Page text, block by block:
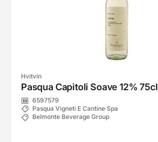
Hvitvin
Pasqua Capitoli Soave 12% 75cl
6597579
Pasqua Vigneti E Cantine Spa
Belmonte Beverage Group